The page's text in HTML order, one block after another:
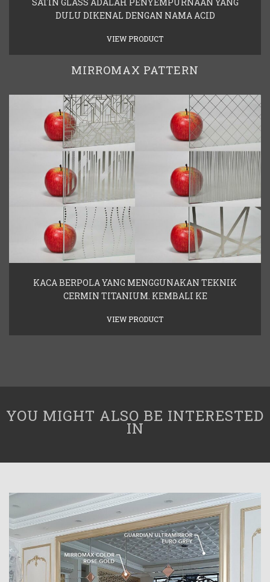
DULU DIKENAL DENGAN NAMA ACID
VIEW PRODUCT
MIRROMAX PATTERN
KACA BERPOLA YANG MENGGUNAKAN TEKNIK
CERMIN TITANIUM. KEMBALI KE
VIEW PRODUCT
YOU MIGHT ALSO BE INTERESTED
IN